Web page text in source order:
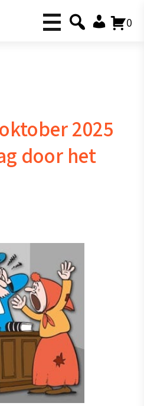
0
2025
door het